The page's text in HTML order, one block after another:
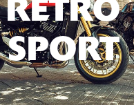
RETRO
SPORT